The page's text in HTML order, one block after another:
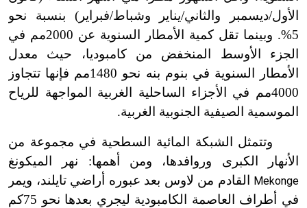
الأول/ديسمبر والثاني/يناير وشباط/فبراير) بنسبة نحو
5%. وبينما تقل كمية الأمطار السنوية عن 2000مم في
الجزء الأوسط المنخفض من كامبوديا، حيث معدل
الأمطار السنوية في بنوم بنه نحو 1480مم فإنها تتجاوز
4000مم في الأجزاء الساحلية الغربية المواجهة للرياح
الموسمية الصيفية الجنوبية الغربية.
وتتمثل الشبكة المائية السطحية في مجموعة من
الأنهار الكبرى وروافدها، ومن أهمها: نهر الميكونغ
Mekonge
القادم من لاوس بعد عبوره أراضي تايلند، ويمر
في أطراف العاصمة الكامبودية ليجري بعدها نحو 75كم